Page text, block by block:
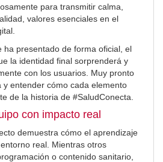
para transmitir calma,
valores esenciales en el
ha presentado de forma oficial, el
la identidad final sorprenderá y
con los usuarios. Muy pronto
y entender cómo cada elemento
de la historia de #SaludConecta.
con impacto real
demuestra cómo el aprendizaje
real. Mientras otros
o contenido sanitario,